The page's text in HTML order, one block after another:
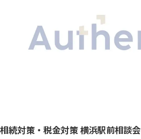
相続対策・税金対策 横浜駅前相談会